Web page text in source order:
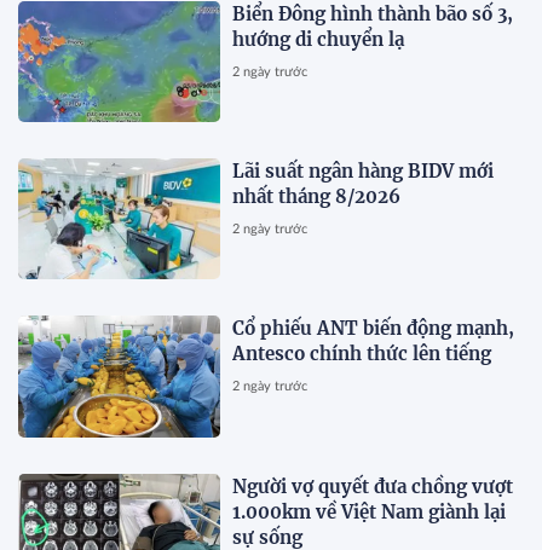
Biển Đông hình thành bão số 3,
hướng di chuyển lạ
2 ngày trước
Lãi suất ngân hàng BIDV mới
nhất tháng 8/2026
2 ngày trước
Cổ phiếu ANT biến động mạnh,
Antesco chính thức lên tiếng
2 ngày trước
Người vợ quyết đưa chồng vượt
1.000km về Việt Nam giành lại
sự sống